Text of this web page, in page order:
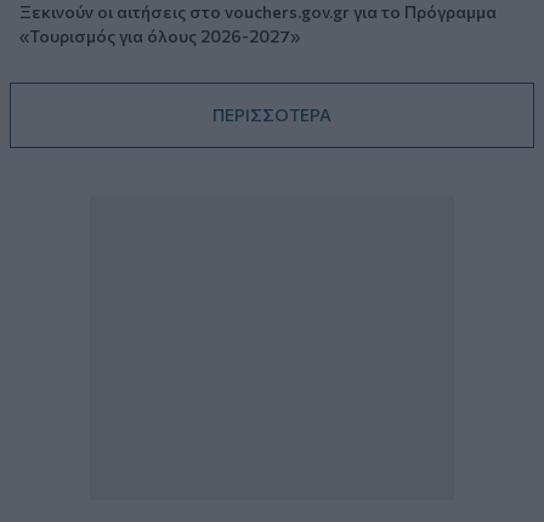
Ξεκινούν οι αιτήσεις στο vouchers.gov.gr για το Πρόγραμμα
«Τουρισμός για όλους 2026-2027»
ΠΕΡΙΣΣΟΤΕΡΑ